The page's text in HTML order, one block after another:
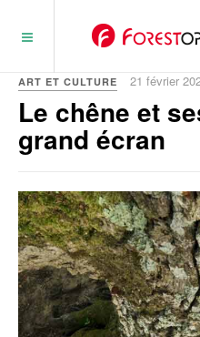
ART ET CULTURE 21 février
Le chêne et
grand écran